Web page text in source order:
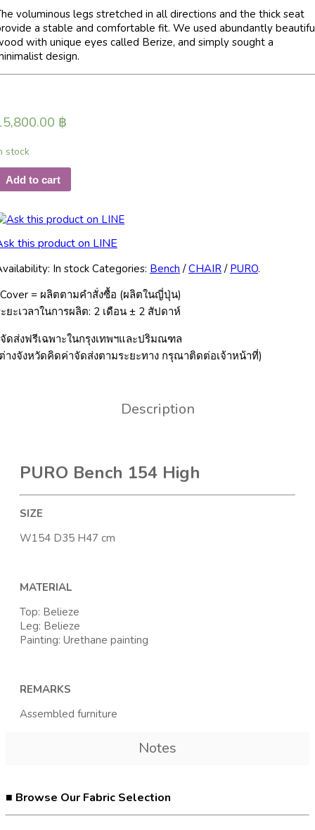
voluminous legs stretched in all directions and the thick seat
a stable and comfortable fit. We used abundantly
with unique eyes called Berize, and simply sought a
design.
฿
stock
Add to cart
this product on LINE
In stock Categories: Bench /CHAIR/ PURO.
= ผลิตตามคำสั่งซื้อ (ผลิตในญี่ปุ่น)
ยะเวลาในการผลิต: 2 เดือน ± 2 สัปดาห์
ดส่งฟรีเฉพาะในกรุงเทพฯและปริมณฑล
างจังหวัดคิดค่าจัดส่งตามระยะทาง กรุณาติดต่อเจ้าหน้าที่)
Description
PURO Bench 154 High
SIZE
W154 D35 H47 cm
MATERIAL
Top: Belieze
Leg: Belieze
Painting: Urethane painting
REMARKS
Assembled furniture
Notes
■ Browse Our Fabric Selection